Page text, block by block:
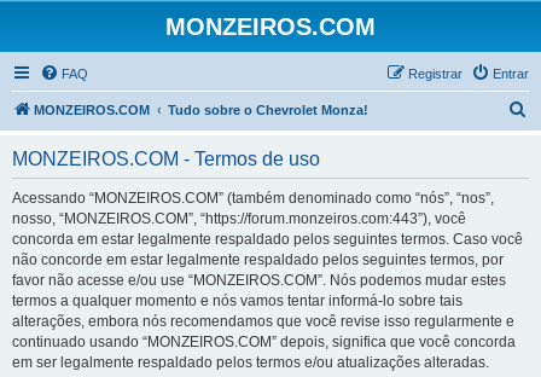
MONZEIROS.COM
FAQ Entrar
Registrar
MONZEIROS.COM Tudo sobre o Chevrolet Monza!
MONZEIROS.COM - Termos de uso
Acessando “MONZEIROS.COM” (também denominado como “nós”, “nos”,
nosso, “MONZEIROS.COM”, “https://forum.monzeiros.com:443”), você
concorda em estar legalmente respaldado pelos seguintes termos. Caso você
não concorde em estar legalmente respaldado pelos seguintes termos, por
favor não acesse e/ou use “MONZEIROS.COM”. Nós podemos mudar estes
termos a qualquer momento e nós vamos tentar informá-lo sobre tais
alterações, embora nós recomendamos que você revise isso regularmente e
continuado usando “MONZEIROS.COM” depois, significa que você concorda
em ser legalmente respaldado pelos termos e/ou atualizações alteradas.